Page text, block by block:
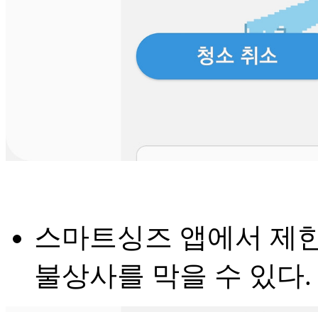
스마트싱즈 앱에서 제
불상사를 막을 수 있다.